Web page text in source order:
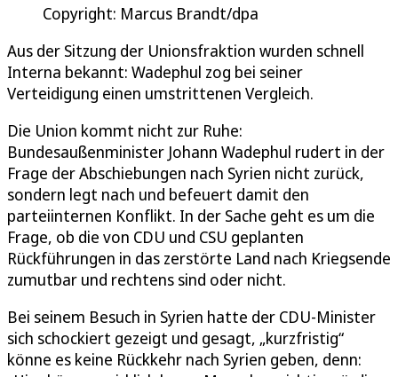
Copyright: Marcus Brandt/dpa
Aus der Sitzung der Unionsfraktion wurden schnell
Interna bekannt: Wadephul zog bei seiner
Verteidigung einen umstrittenen Vergleich.
Die Union kommt nicht zur Ruhe:
Bundesaußenminister Johann Wadephul rudert in der
Frage der Abschiebungen nach Syrien nicht zurück,
sondern legt nach und befeuert damit den
parteiinternen Konflikt. In der Sache geht es um die
Frage, ob die von CDU und CSU geplanten
Rückführungen in das zerstörte Land nach Kriegsende
zumutbar und rechtens sind oder nicht.
Bei seinem Besuch in Syrien hatte der CDU-Minister
sich schockiert gezeigt und gesagt, „kurzfristig“
könne es keine Rückkehr nach Syrien geben, denn: